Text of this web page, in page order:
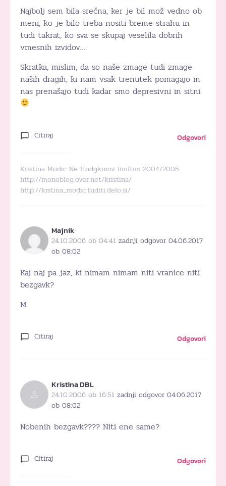
Najbolj sem bila srečna, ker je bil mož vedno ob
meni, ko je bilo treba nositi breme strahu in
tudi takrat, ko sva se skupaj veselila dobrih
vmesnih izvidov….
Skratka, mislim, da so naše zmage tudi zmage
naših dragih, ki nam vsak trenutek pomagajo in
nas prenašajo tudi kadar smo depresivni in sitni.
Citiraj Odgovori
Kristina Modic Ne-Hodgkinov limfom 2004/2005
http://monoblog.over.net/kristina/
http://krstina_modic.tuditi.delo.si/
Majnik
24.10.2006 ob 04:41 zadnji odgovor 04.06.2017
ob 08:02
Kaj naj pa jaz, ki nimam nimam niti vranice niti
bezgavk?
M.
Citiraj Odgovori
Kristina DBL
24.10.2006 ob 16:51 zadnji odgovor 04.06.2017
ob 08:02
Nobenih bezgavk???? Niti ene same?
Citiraj Odgovori